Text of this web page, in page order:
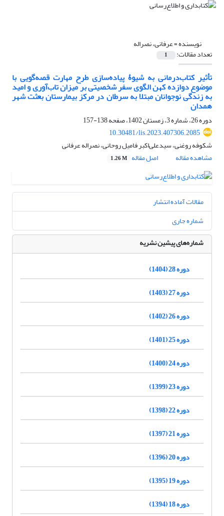
نویسنده =عرفانی، نصراله
تعداد مقالات: 1
تأثیر کتاب‌درمانی به شیوۀ پیاده‌سازی طرح مهارت قصه‌گویی با
موضوع دوازده کهن الگوی سفر شخصیتی بر میزان تاب‌آوری و امید
به زندگی نوجوانان مبتلا به سرطان در مرکز بیمارستان بعثت شهر
همدان
دوره 26، شماره 3، زمستان 1402، صفحه
138-157
10.30481/lis.2023.407306.2085
شکوفه روغنی، سیدعلی‌اکبر فامیل روحانی، نصراله عرفانی
مشاهده مقاله
اصل مقاله 1.26 M
مقالات آماده انتشار
شماره جاری
شماره‌های پیشین نشریه
دوره 28 (1404)
دوره 27 (1403)
دوره 26 (1402)
دوره 25 (1401)
دوره 24 (1400)
دوره 23 (1399)
دوره 22 (1398)
دوره 21 (1397)
دوره 20 (1396)
دوره 19 (1395)
دوره 18 (1394)